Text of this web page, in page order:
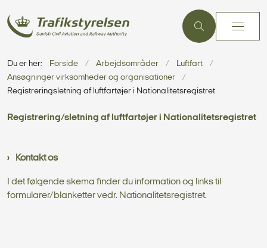
Du er her: Forside Arbejdsområder
Luftfart
Ansøgninger virksomheder og organisationer
Registreringsletning af luftfartøjer i Nationalitetsregistret
Registrering/sletning af luftfartøjer i Nationalitetsregistret
Kontakt os
I det følgende skema finder du information og links til
formularer/blanketter vedr. Nationalitetsregistret.